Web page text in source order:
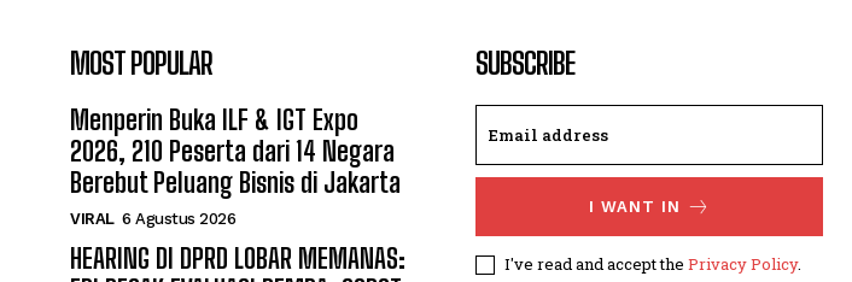
MOST POPULAR
Menperin Buka ILF & IGT Expo
2026, 210 Peserta dari 14 Negara
Berebut Peluang Bisnis di Jakarta
VIRAL 6 Agustus 2026
HEARING DI DPRD LOBAR MEMANAS:
SUBSCRIBE
I WANT IN
I've read and accept the Privacy Policy.